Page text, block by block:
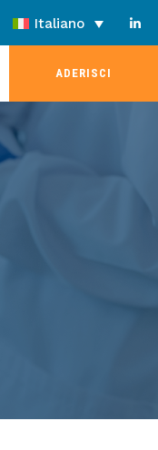
Italiano
ADERISCI